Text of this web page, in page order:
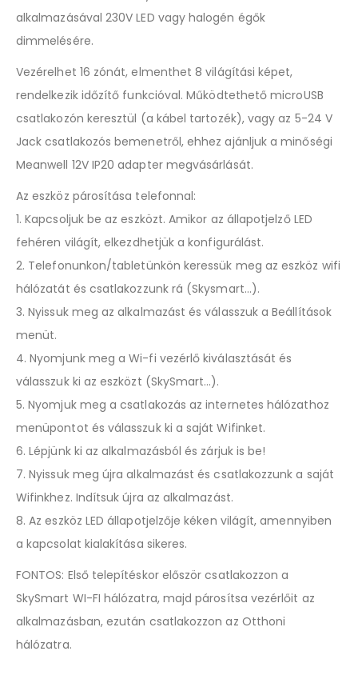
alkalmazásával 230V LED vagy halogén égők
dimmelésére.
Vezérelhet 16 zónát, elmenthet 8 világítási képet,
rendelkezik időzítő funkcióval. Működtethető microUSB
csatlakozón keresztül (a kábel tartozék), vagy az 5-24 V
Jack csatlakozós bemenetről, ehhez ajánljuk a minőségi
Meanwell 12V IP20 adapter megvásárlását.
Az eszköz párosítása telefonnal:
1. Kapcsoljuk be az eszközt. Amikor az állapotjelző LED
fehéren világít, elkezdhetjük a konfigurálást.
2. Telefonunkon/tabletünkön keressük meg az eszköz wifi
hálózatát és csatlakozzunk rá (Skysmart…).
3. Nyissuk meg az alkalmazást és válasszuk a Beállítások
menüt.
4. Nyomjunk meg a Wi-fi vezérlő kiválasztását és
válasszuk ki az eszközt (SkySmart…).
5. Nyomjuk meg a csatlakozás az internetes hálózathoz
menüpontot és válasszuk ki a saját Wifinket.
6. Lépjünk ki az alkalmazásból és zárjuk is be!
7. Nyissuk meg újra alkalmazást és csatlakozzunk a saját
Wifinkhez. Indítsuk újra az alkalmazást.
8. Az eszköz LED állapotjelzője kéken világít, amennyiben
a kapcsolat kialakítása sikeres.
FONTOS: Első telepítéskor először csatlakozzon a
SkySmart WI-FI hálózatra, majd párosítsa vezérlőit az
alkalmazásban, ezután csatlakozzon az Otthoni
hálózatra.